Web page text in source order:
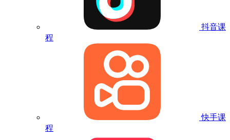
抖音课
程
快手课
程